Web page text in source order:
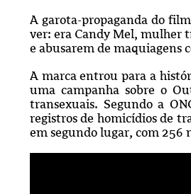
A garota-propaganda do
ver: era Candy Mel, mulher
e abusarem de maquiagens
A marca entrou para a
uma campanha sobre o
transexuais. Segundo a
registros de homicídios de
em segundo lugar, com 256